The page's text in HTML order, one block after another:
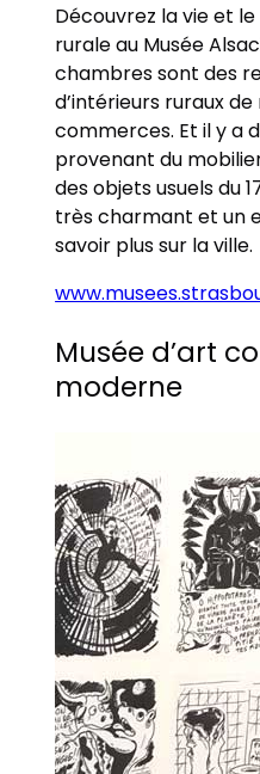
Découvrez la vie et le
rurale au Musée
chambres sont des
d’intérieurs ruraux
commerces. Et il y a
provenant du
des objets usuels du
très charmant et un
savoir plus sur la ville.
Musée d’art
moderne